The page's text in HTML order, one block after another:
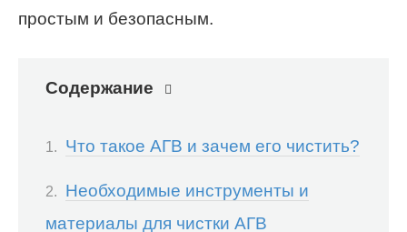
простым и безопасным.
Содержание
Что такое АГВ и зачем его чистить?
Необходимые инструменты и
материалы для чистки АГВ